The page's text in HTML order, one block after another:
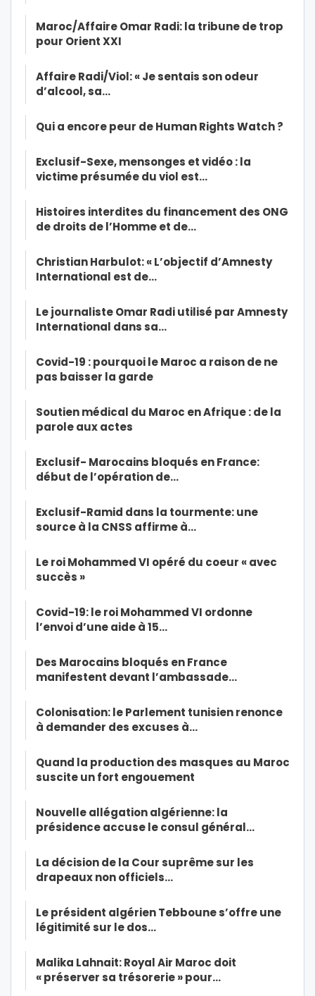
Maroc/Affaire Omar Radi: la tribune de trop
pour Orient XXI
Affaire Radi/Viol: « Je sentais son odeur
d’alcool, sa…
Qui a encore peur de Human Rights Watch ?
Exclusif-Sexe, mensonges et vidéo : la
victime présumée du viol est…
Histoires interdites du financement des ONG
de droits de l’Homme et de…
Christian Harbulot: « L’objectif d’Amnesty
International est de…
Le journaliste Omar Radi utilisé par Amnesty
International dans sa…
Covid-19 : pourquoi le Maroc a raison de ne
pas baisser la garde
Soutien médical du Maroc en Afrique : de la
parole aux actes
Exclusif- Marocains bloqués en France:
début de l’opération de…
Exclusif-Ramid dans la tourmente: une
source à la CNSS affirme à…
Le roi Mohammed VI opéré du coeur « avec
succès »
Covid-19: le roi Mohammed VI ordonne
l’envoi d’une aide à 15…
Des Marocains bloqués en France
manifestent devant l’ambassade…
Colonisation: le Parlement tunisien renonce
à demander des excuses à…
Quand la production des masques au Maroc
suscite un fort engouement
Nouvelle allégation algérienne: la
présidence accuse le consul général…
La décision de la Cour suprême sur les
drapeaux non officiels…
Le président algérien Tebboune s’offre une
légitimité sur le dos…
Malika Lahnait: Royal Air Maroc doit
« préserver sa trésorerie » pour…